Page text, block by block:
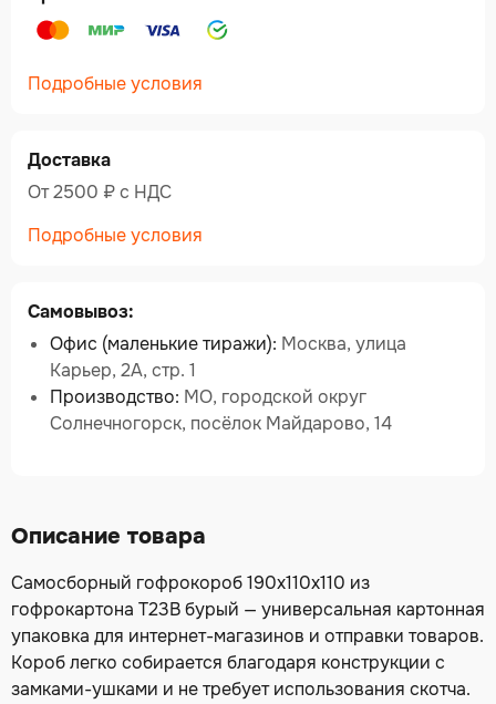
Подробные условия
Доставка
От 2500 ₽ c НДС
Подробные условия
Самовывоз:
Офис (маленькие тиражи): Москва, улица
Карьер, 2А, стр. 1
Производство: МО, городской округ
Солнечногорск, посёлок Майдарово, 14
Описание товара
Самосборный гофрокороб 190х110х110 из
гофрокартона Т23В бурый — универсальная картонная
упаковка для интернет-магазинов и отправки товаров.
Короб легко собирается благодаря конструкции с
замками-ушками и не требует использования скотча.